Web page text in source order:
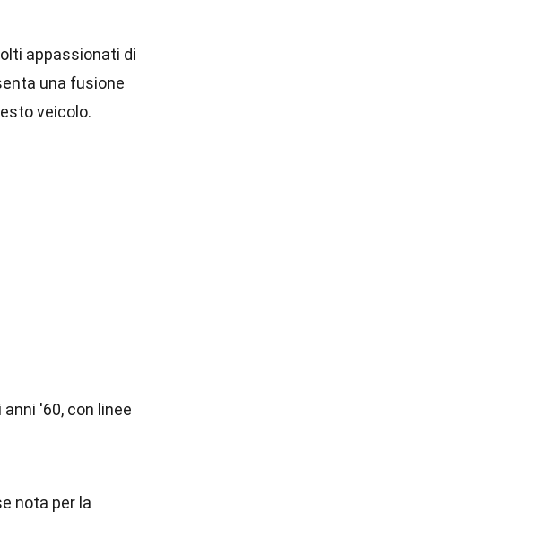
appassionati di
una fusione
veicolo.
'60, con linee
nota per la